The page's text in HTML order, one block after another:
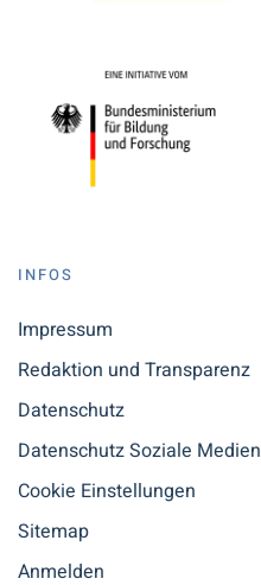
INFOS
Impressum
Redaktion und Transparenz
Datenschutz
Datenschutz Soziale Medien
Cookie Einstellungen
Sitemap
Anmelden